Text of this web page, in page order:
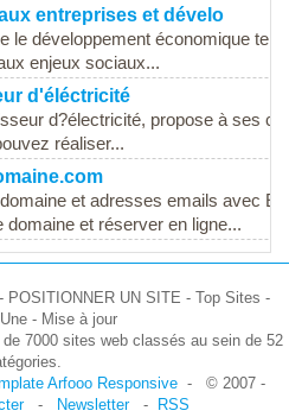
entreprises et dévelo
le développement économique
enjeux sociaux...
d'éléctricité
d?électricité, propose à ses
réaliser...
et adresses emails avec
et réserver en ligne...
POSITIONNER UN SITE - Top Sites -
- Mise à jour
7000 sites web classés au sein de 52
Arfooo Responsive- © 2007 -
- Newsletter- RSS